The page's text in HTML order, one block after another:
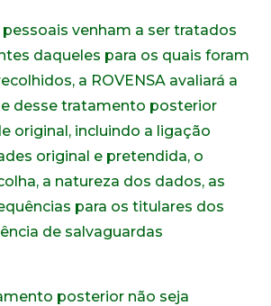
venham a ser tratados
daqueles para os quais foram
a ROVENSA avaliará a
desse tratamento posterior
original, incluindo a ligação
original e pretendida, o
a natureza dos dados, as
para os titulares dos
de salvaguardas
posterior não seja